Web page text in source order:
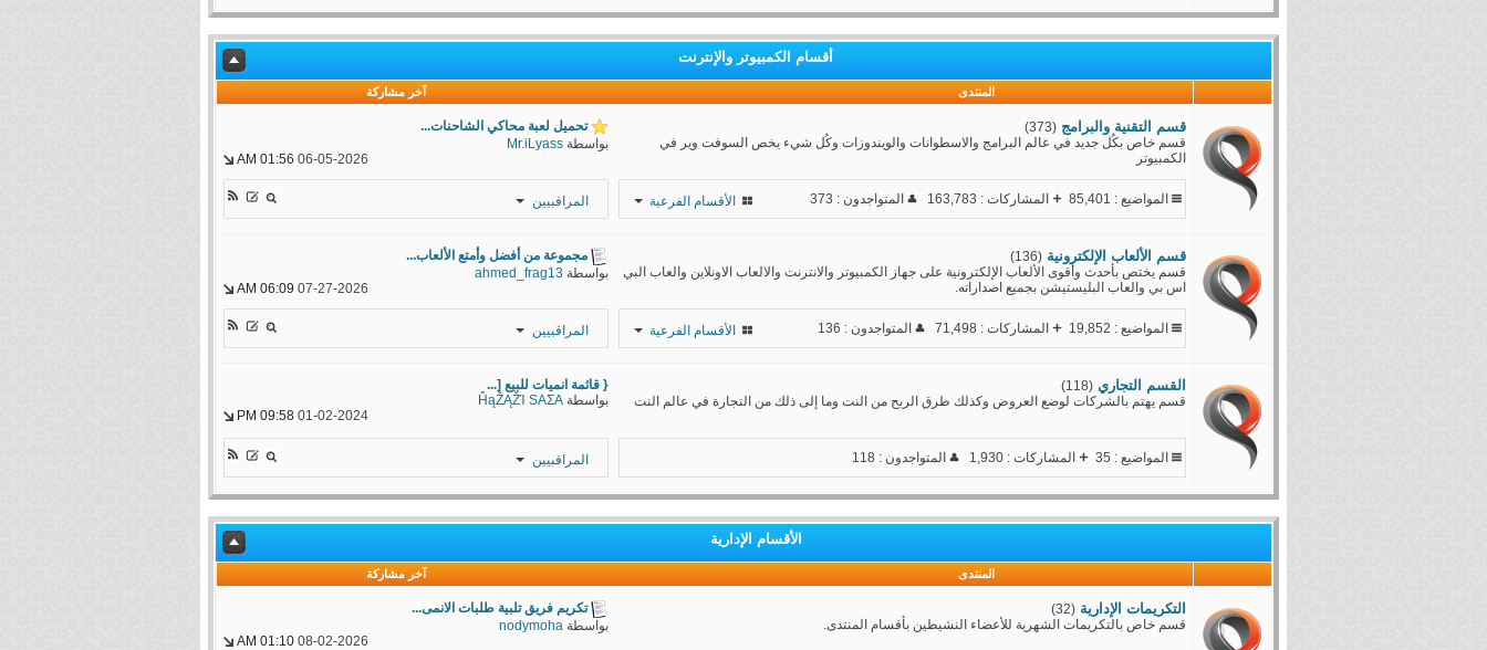
A B D U L L
A H
Driller
cybr
cybr
f α н α ɒ
Sayo
أقسام الكمبيوتر والإنترنت
المنتدى آخر مشاركة
قسم التقنية والبرامج (373)
قسم خاص بكُل جديد في عالم البرامج والاسطوانات والويندوزات وكُل شيء يخص السوفت وير في
الكمبيوتر
المواضيع : 85,401 المشاركات : 163,783 المتواجدون : 373 الأقسام الفرعية
تحميل لعبة محاكي الشاحنات...
بواسطة Mr.iLyass
06-05-2026
01:56 AM
المراقبيين
الكرزــو~♥
قسم الألعاب الإلكترونية (136)
قسم يختص بأحدث وأقوى الألعاب الإلكترونية على جهاز الكمبيوتر والانترنت والالعاب الاونلاين والعاب البي
اس بي والعاب البليستيشن بجميع اصداراته.
المواضيع : 19,852 المشاركات : 71,498 المتواجدون : 136 الأقسام الفرعية
مجموعة من أفضل وأمتع الألعاب...
بواسطة ahmed_frag13
07-27-2026
06:09 AM
المراقبيين
SeLeNe
MhmdVincent
Mr. Hema
القسم التجاري (118)
قسم يهتم بالشركات لوضع العروض وكذلك طرق الربح من النت وما إلى ذلك من التجارة في عالم النت
المواضيع : 35 المشاركات : 1,930 المتواجدون : 118
{ قائمة انميات للبيع [...
بواسطة ĤąŽĄŽΊ SAΣA
01-02-2024
09:58 PM
المراقبيين
الأقسام الإدارية
المنتدى آخر مشاركة
التكريمات الإدارية (32)
قسم خاص بالتكريمات الشهرية للأعضاء النشيطين بأقسام المنتدى.
تكريم فريق تلبية طلبات الانمى...
بواسطة nodymoha
08-02-2026
01:10 AM